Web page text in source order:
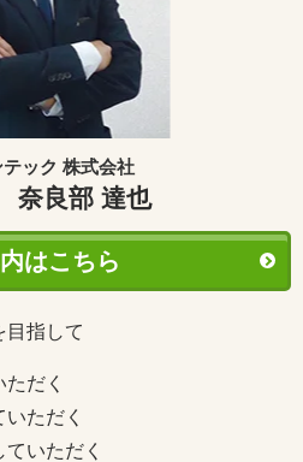
ック 株式会社
奈良部 達也
はこちら
目指して
だく
ただく
いただく